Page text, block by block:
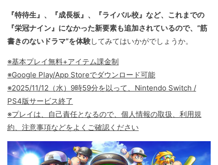
『特待生』、『成長板』、『ライバル校』など、これまでの
『栄冠ナイン』になかった新要素も追加されているので、“筋
書きのないドラマ”を体験してみてはいかがでしょうか。
※基本プレイ無料+アイテム課金制
※Google Play/App Storeでダウンロード可能
※2025/11/12（水）9時59分を以って、Nintendo Switch /
PS4版サービス終了
※プレイは、自己責任となるので、個人情報の取扱、利用規
約、注意事項などをよくご確認ください